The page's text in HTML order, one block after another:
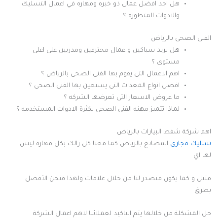
هل اجد افضل عمال ذو خبره ومهاره في اعمال التسليك
والادوات المتطوره ؟
الفنى الصحى بالرياض
هل تريد سباكين و عمال محترفين ومدربين على اعلى
مستوى ؟
اهم الاعمال التى يقوم بها الفنى الصحى بالرياض ؟
افضل انواع المعدات التى يستعين بها الفنى الصحى ؟
ما عروض الاسعار التى تعرضها الشركه ؟
لماذا تتميز مهنه الفنى الصحى بكثرة الادوات المستخدمه ؟
اهم شركة شفط البيارات بالرياض
تسليك مجارى المصانع بالرياض كما معنا كل زالك بكل مهارة ليس
لها اي
مثيل و كما يكون متصدر لنا من خلال علامات ولهذا فنحن الأفضل
بطرق
حل المشكلة من خلالها يتم التاكيد لعملائنا لاهم اعمال الشركة